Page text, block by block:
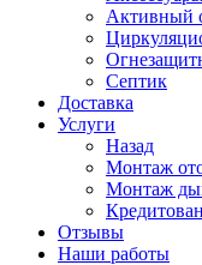
Активный
Септик
Доставка
Услуги
Назад
Монтаж
Монтаж
Отзывы
Наши работы